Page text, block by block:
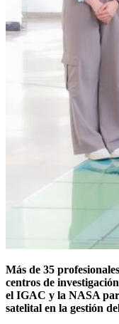
Más de 35
centros de
el IGAC y la NASA
satelital en la gestión